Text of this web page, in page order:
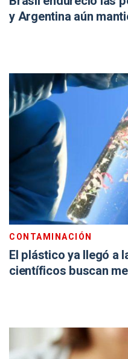
y Argentina aún
CONTAMINACIÓN
El plástico ya llegó a
científicos buscan